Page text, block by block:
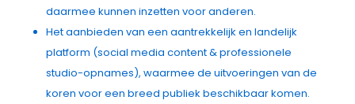
daarmee kunnen inzetten voor anderen.
Het aanbieden van een aantrekkelijk en landelijk
platform (social media content & professionele
studio-opnames), waarmee de uitvoeringen van de
koren voor een breed publiek beschikbaar komen.